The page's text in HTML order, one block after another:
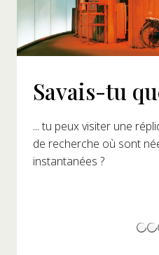
Savais-tu
... tu peux visiter une
de recherche où sont
instantanées ?